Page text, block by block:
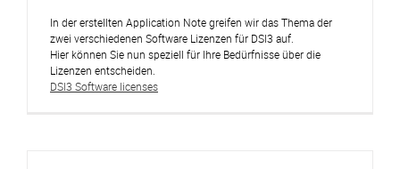
In der erstellten Application Note greifen wir das Thema der
zwei verschiedenen Software Lizenzen für DSI3 auf.
Hier können Sie nun speziell für Ihre Bedürfnisse über die
Lizenzen entscheiden.
DSI3 Software licenses